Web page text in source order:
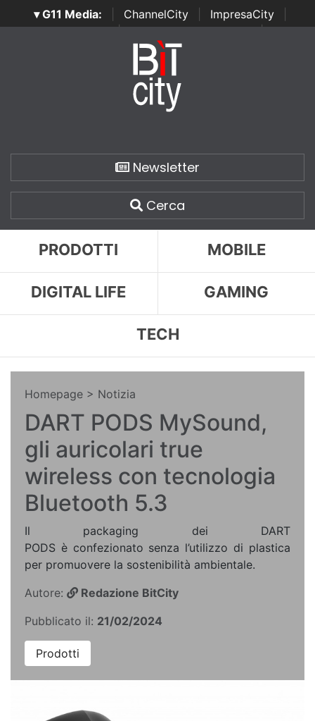
▾ G11 Media: ChannelCity ImpresaCity
SecurityOpenLab | Italian Channel Awards | Italian
Italian Security Awards
Newsletter
Cerca
PRODOTTI MOBILE
DIGITAL LIFE GAMING
TECH
Homepage > Notizia
DART PODS MySound,
gli auricolari true
wireless con tecnologia
Bluetooth 5.3
Il packaging dei DART
PODS è confezionato senza l’utilizzo di plastica
per promuovere la sostenibilità ambientale.
Autore:
Redazione BitCity
Pubblicato il: 21/02/2024
Prodotti